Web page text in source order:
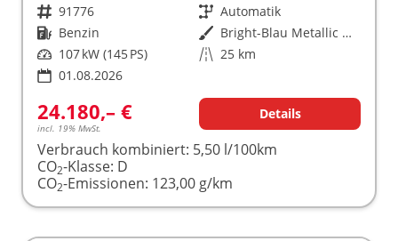
Fahrzeugnr. 91776 Getriebe Automatik
Kraftstoff Benzin Außenfarbe
Bright-Blau Metallic mit schwarzem Dach
Leistung 107 kW (145 PS) Kilometerstand 25 km
01.08.2026
24.180,– €
incl. 19% MwSt.
Details
Verbrauch kombiniert: 5,50 l/100km
CO2-Klasse: D
CO2-Emissionen: 123,00 g/km